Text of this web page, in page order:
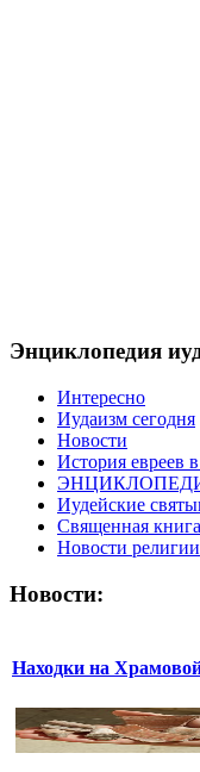
Энциклопедия
Интересно
Иудаизм сегодня
Новости
История евреев
Иудейские
Священная книга
Новости религии
Новости:
Находки на